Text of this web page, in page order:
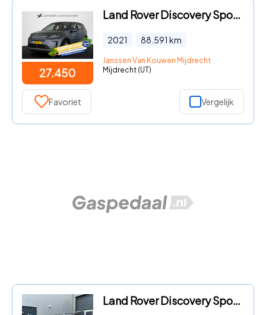
27.450
Land Rover Discovery Sport - P300e 1.5 S 360 Camera Trekhaak Memory Meridian
2021 88.591 km
Janssen Van Kouwen Mijdrecht
Mijdrecht (UT)
Favoriet Vergelijk
Land Rover Discovery Sport - P300e 1.5 S Facelift | Trekh | Pano | Meridian | Memory | 12